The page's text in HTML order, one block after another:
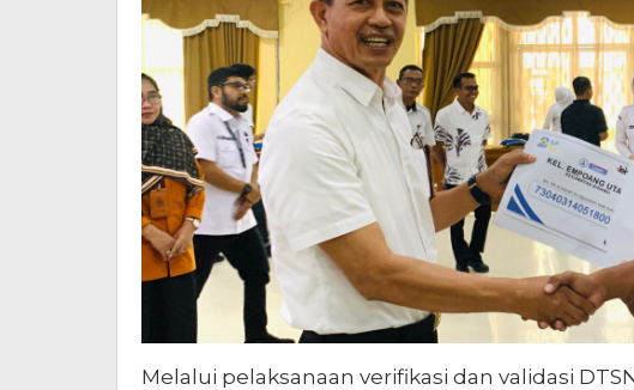
Melalui pelaksanaan verifikasi dan validasi